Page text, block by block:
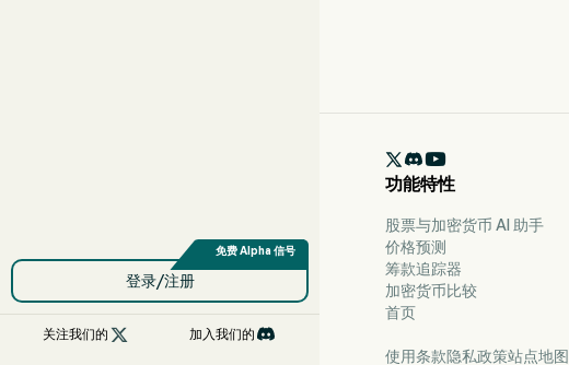
登录/注册
关注我们的  加入我们的

功能特性
股票与加密货币 AI 助手
价格预测
筹款追踪器
加密货币比较
首页
使用条款隐私政策站点地图